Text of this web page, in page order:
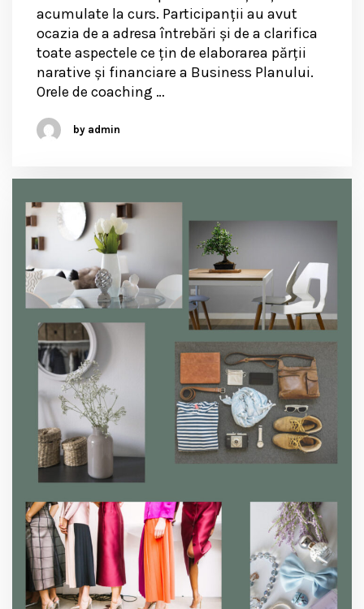
acumulate la curs. Participanții au avut
ocazia de a adresa întrebări și de a clarifica
toate aspectele ce țin de elaborarea părții
narative și financiare a Business Planului.
Orele de coaching …
by admin